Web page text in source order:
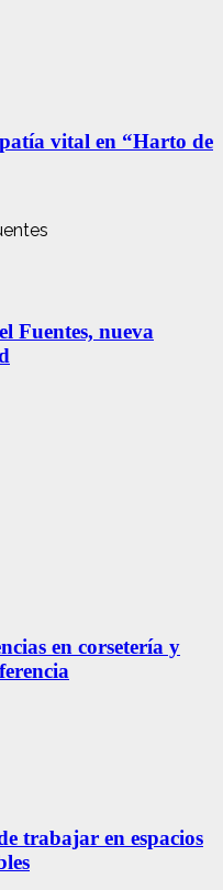
vital en “Harto de
Fuentes, nueva
en corsetería y
trabajar en espacios